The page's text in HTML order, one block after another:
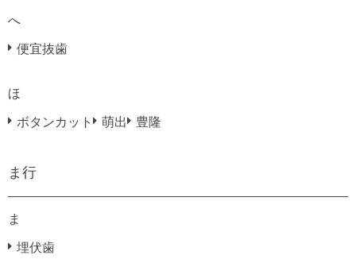
へ
便宜抜歯
ほ
ボタンカット 萌出 豊隆
ま行
ま
埋伏歯